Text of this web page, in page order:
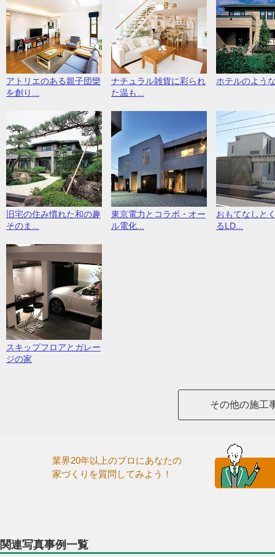
アトリエのある親子団欒
を創り...
ナチュラル雑貨に彩られ
た温も...
ホテルのよう
旧宅の住み慣れた和の趣
そのま...
東京電力とコラボ・オー
ル電化...
おもてなしと
るLD...
スキップフロアとガレー
ジの家
その他の施工
業界20年以上のプロにあなたの
家づくりを質問してみよう！
関連写真事例一覧